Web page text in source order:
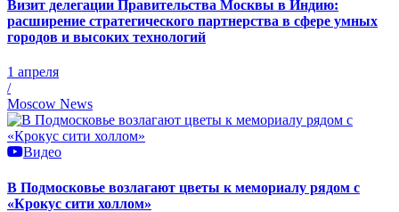
Визит делегации Правительства Москвы в Индию:
расширение стратегического партнерства в сфере умных
городов и высоких технологий
1 апреля
/
Moscow News
Видео
В Подмосковье возлагают цветы к мемориалу рядом с
«Крокус сити холлом»